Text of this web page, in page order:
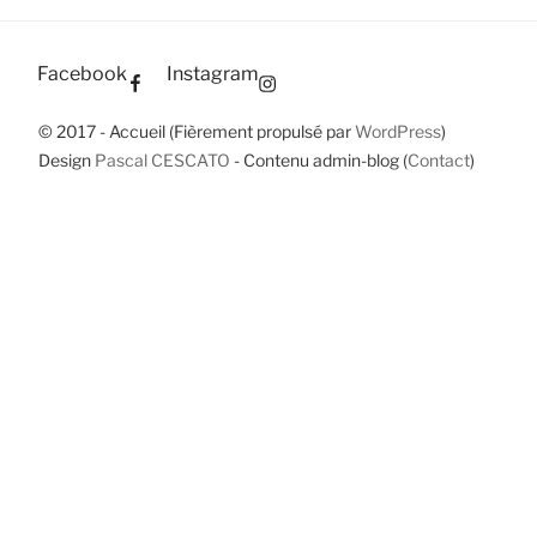
Nogent-
Rotrou »
Facebook Instagram
© 2017 - Accueil (Fièrement propulsé par WordPress)
Design Pascal CESCATO - Contenu admin-blog (Contact)